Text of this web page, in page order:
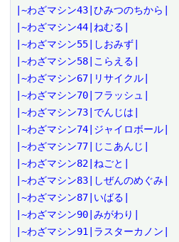
|~わざマシン43|ひみつのちから|
|~わざマシン44|ねむる|
|~わざマシン55|しおみず|
|~わざマシン58|こらえる|
|~わざマシン67|リサイクル|
|~わざマシン70|フラッシュ|
|~わざマシン73|でんじは|
|~わざマシン74|ジャイロボール|
|~わざマシン77|じこあんじ|
|~わざマシン82|ねごと|
|~わざマシン83|しぜんのめぐみ|
|~わざマシン87|いばる|
|~わざマシン90|みがわり|
|~わざマシン91|ラスターカノン|